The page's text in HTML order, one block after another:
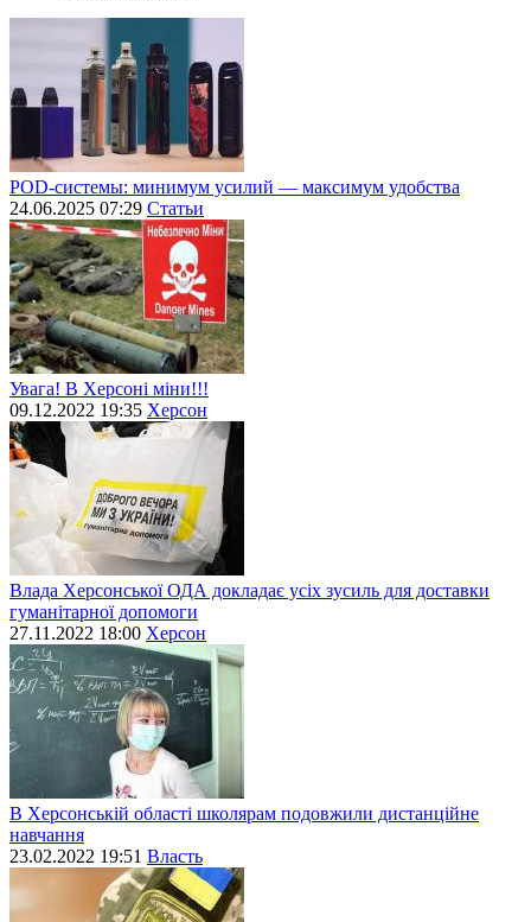
POD-системы: минимум усилий — максимум удобства
24.06.2025 07:29 Статьи
Увага! В Херсоні міни!!!
09.12.2022 19:35 Херсон
Влада Херсонської ОДА докладає усіх зусиль для доставки
гуманітарної допомоги
27.11.2022 18:00 Херсон
В Херсонській області школярам подовжили дистанційне
навчання
23.02.2022 19:51 Власть